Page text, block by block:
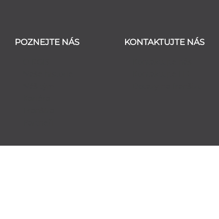
POZNEJTE NÁS KONTAKTUJTE NÁS